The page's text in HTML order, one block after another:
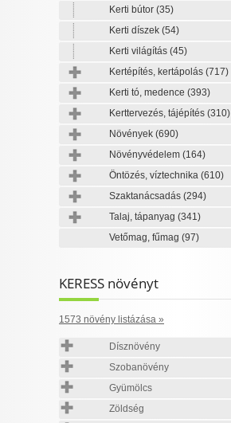
Kerti bútor (35)
Kerti díszek (54)
Kerti világítás (45)
Kertépítés, kertápolás (717)
Kerti tó, medence (393)
Kerttervezés, tájépítés (310)
Növények (690)
Növényvédelem (164)
Öntözés, víztechnika (610)
Szaktanácsadás (294)
Talaj, tápanyag (341)
Vetőmag, fűmag (97)
KERESS növényt
1573 növény listázása »
Dísznövény
Szobanövény
Gyümölcs
Zöldség